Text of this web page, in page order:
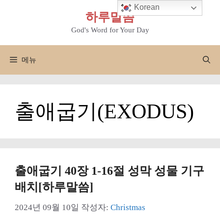
하루말씀
God's Word for Your Day
메뉴
출애굽기(EXODUS)
출애굽기 40장 1-16절 성막 성물 기구
배치[하루말씀]
2024년 09월 10일 작성자: Christmas
Korean